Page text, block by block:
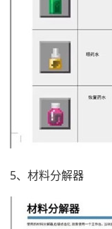
5、材料分解器